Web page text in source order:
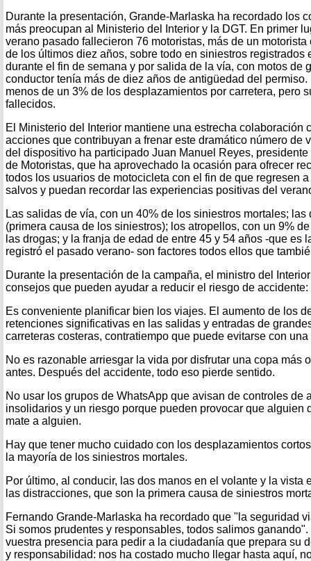
Durante la presentación, Grande-Marlaska ha recordado los
más preocupan al Ministerio del Interior y la DGT. En primer
verano pasado fallecieron 76 motoristas, más de un
de los últimos diez años, sobre todo en siniestros registrados
durante el fin de semana y por salida de la vía, con motos de
conductor tenía más de diez años de antigüedad del
menos de un 3% de los desplazamientos por carretera, pero
fallecidos.
El Ministerio del Interior mantiene una estrecha colaboración
acciones que contribuyan a frenar este dramático número de
del dispositivo ha participado Juan Manuel Reyes,
de Motoristas, que ha aprovechado la ocasión para ofrecer
todos los usuarios de motocicleta con el fin de que regresen
salvos y puedan recordar las experiencias positivas del
Las salidas de vía, con un 40% de los siniestros mortales;
(primera causa de los siniestros); los atropellos, con un 9%
las drogas; y la franja de edad de entre 45 y 54 años -que es
registró el pasado verano- son factores todos ellos que
Durante la presentación de la campaña, el ministro del
consejos que pueden ayudar a reducir el riesgo de accidente:
Es conveniente planificar bien los viajes. El aumento de los
retenciones significativas en las salidas y entradas de
carreteras costeras, contratiempo que puede evitarse con
No es razonable arriesgar la vida por disfrutar una copa más
antes. Después del accidente, todo eso pierde sentido.
No usar los grupos de WhatsApp que avisan de controles de
insolidarios y un riesgo porque pueden provocar que alguien
mate a alguien.
Hay que tener mucho cuidado con los desplazamientos
la mayoría de los siniestros mortales.
Por último, al conducir, las dos manos en el volante y la vista
las distracciones, que son la primera causa de siniestros
Fernando Grande-Marlaska ha recordado que "la seguridad
Si somos prudentes y responsables, todos salimos
vuestra presencia para pedir a la ciudadanía que prepara su
y responsabilidad: nos ha costado mucho llegar hasta aquí,